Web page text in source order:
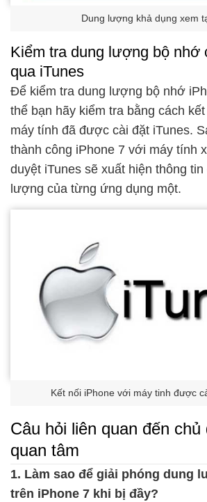
Dung lượng khả dụng xem
Kiểm tra dung lượng bộ nhớ
qua iTunes
Để kiểm tra dung lượng bộ nhớ
thể bạn hãy kiểm tra bằng cách
máy tính đã được cài đặt iTunes.
thành công iPhone 7 với máy tính
duyệt iTunes sẽ xuất hiện thông
lượng của từng ứng dụng một.
Kết nối iPhone với máy tinh được
Câu hỏi liên quan đến
quan tâm
1. Làm sao để giải phóng dung
trên iPhone 7 khi bị đầy?